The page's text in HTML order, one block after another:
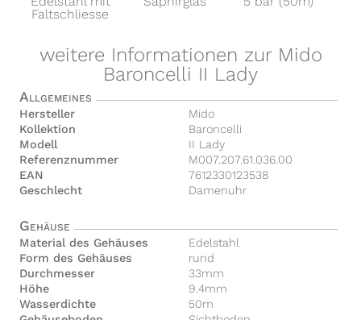
Faltschliesse
weitere Informationen zur Mido
Baroncelli II Lady
Allgemeines
Hersteller
Mido
Kollektion
Baroncelli
Modell
II Lady
Referenznummer
M007.207.61.036.00
EAN
7612330123538
Geschlecht
Damenuhr
Gehäuse
Material des Gehäuses
Edelstahl
Form des Gehäuses
rund
Durchmesser
33mm
Höhe
9.4mm
Wasserdichte
50m